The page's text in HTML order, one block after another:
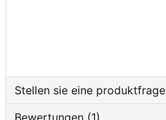
Stellen sie eine produktfrage
Bewertungen (1)